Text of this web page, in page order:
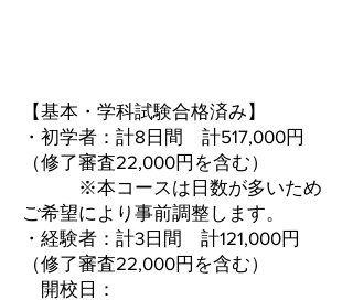
【基本・学科試験合格済み】
・初学者：計8日間 計517,000円
（修了審査22,000円を含む）
※本コースは日数が多いため
ご希望により事前調整します。
・経験者：計3日間 計121,000円
（修了審査22,000円を含む）
開校日：